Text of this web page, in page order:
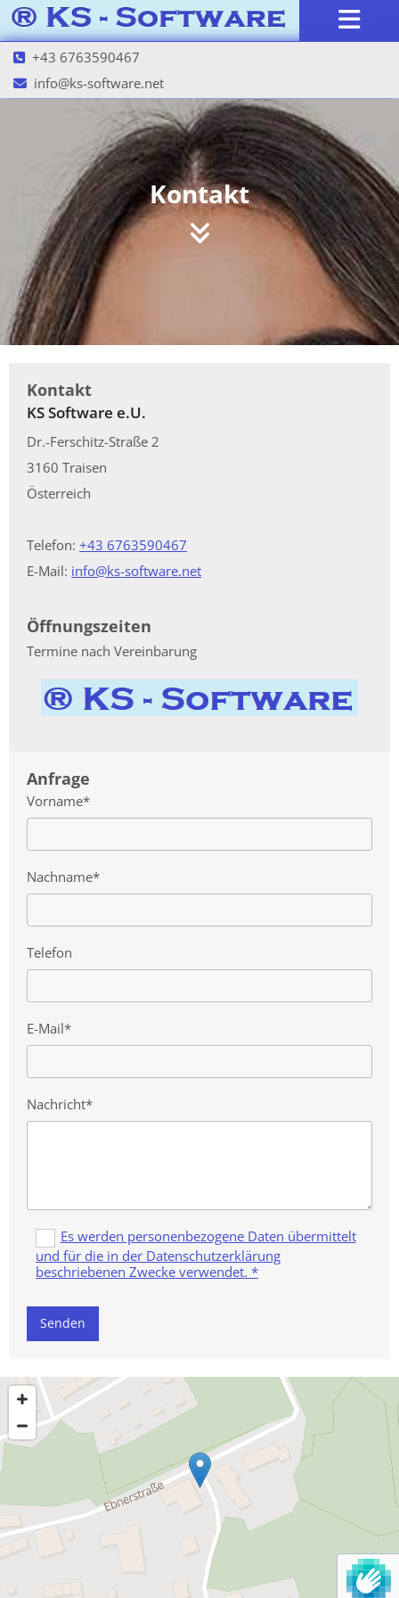
 +43 6763590467
 info@ks-software.net
Kontakt

Kontakt
KS Software e.U.
Dr.-Ferschitz-Straße 2
3160 Traisen
Österreich
Telefon: +43 6763590467
E-Mail: info@ks-software.net
Öffnungszeiten
Termine nach Vereinbarung
Anfrage
Vorname*
Nachname*
Telefon
E-Mail*
Nachricht*
Es werden personenbezogene Daten übermittelt
und für die in der Datenschutzerklärung
beschriebenen Zwecke verwendet. *